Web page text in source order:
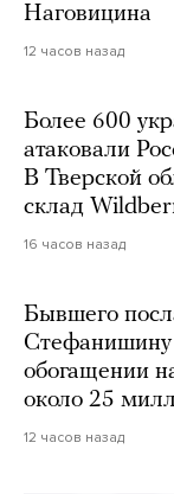
Наговицина
12 часов назад
Более 600
атаковали
В Тверской
склад
16 часов назад
Бывшего
Стефанишину
обогащении
около 25
12 часов назад